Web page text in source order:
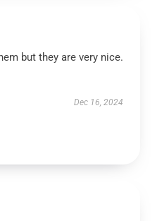
but they are very nice.
Dec 16, 2024